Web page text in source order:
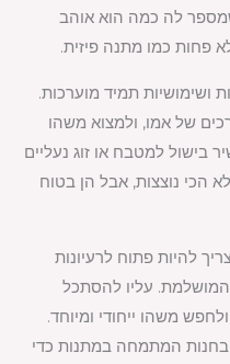
לה כמה הוא אוהב
פחות כמו מתנה פיזית.
ושימושיות תמיד מוערכות.
של אמו, ולמצוא משהו
בישול למטבח או זוג נעליים
הכי נוצצות, אבל הן בטוח
להיות פתוח לרעיונות
עליו להסתכל
משהו ייחודי ומיוחד.
בחנות המתמחה במתנות כדי